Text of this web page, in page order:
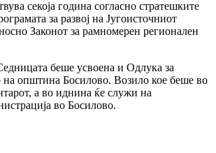
секоја година согласно стратешките
за развој на Југоисточниот
Законот за рамномерен регионален
беше усвоена и Одлука за
на општина Босилово. Возило кое беше во
а во иднина ќе служи на
во Босилово.